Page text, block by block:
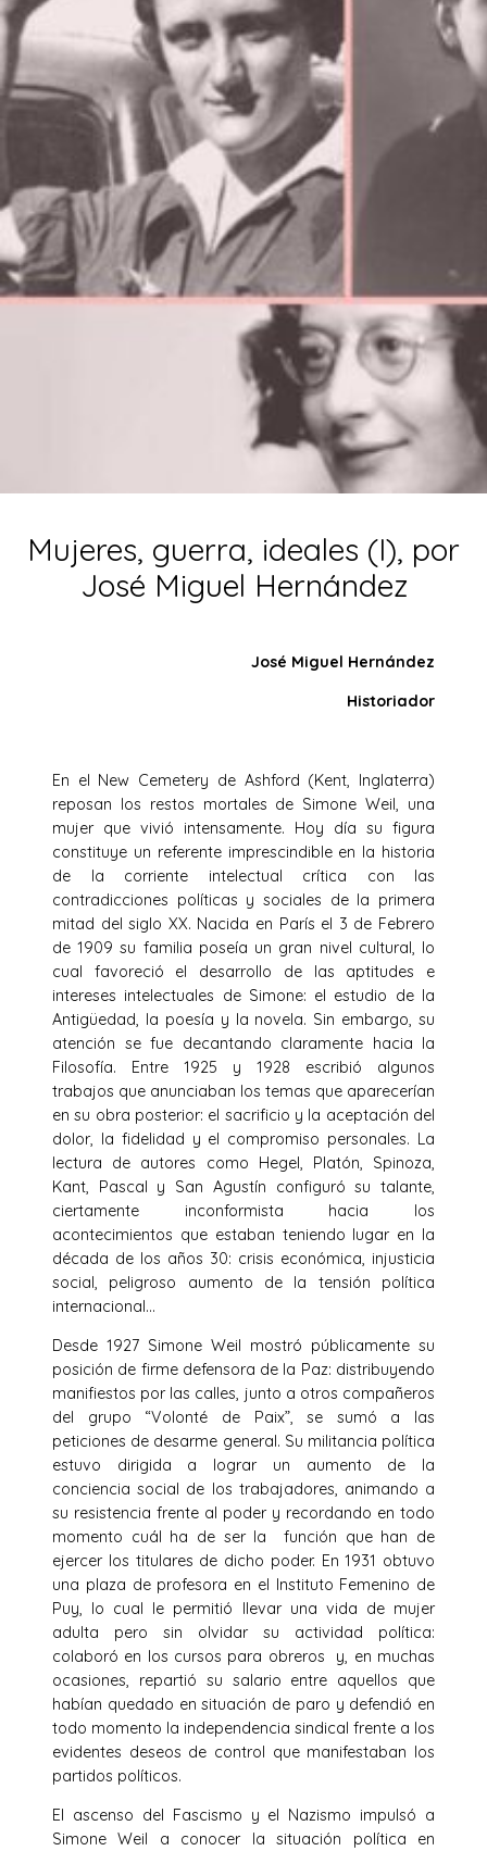
Mujeres, guerra, ideales (I), por
José Miguel Hernández
José Miguel Hernández
Historiador
En el New Cemetery de Ashford (Kent, Inglaterra)
reposan los restos mortales de Simone Weil, una
mujer que vivió intensamente. Hoy día su figura
constituye un referente imprescindible en la historia
de la corriente intelectual crítica con las
contradicciones políticas y sociales de la primera
mitad del siglo XX. Nacida en París el 3 de Febrero
de 1909 su familia poseía un gran nivel cultural, lo
cual favoreció el desarrollo de las aptitudes e
intereses intelectuales de Simone: el estudio de la
Antigüedad, la poesía y la novela. Sin embargo, su
atención se fue decantando claramente hacia la
Filosofía. Entre 1925 y 1928 escribió algunos
trabajos que anunciaban los temas que aparecerían
en su obra posterior: el sacrificio y la aceptación del
dolor, la fidelidad y el compromiso personales. La
lectura de autores como Hegel, Platón, Spinoza,
Kant, Pascal y San Agustín configuró su talante,
ciertamente inconformista hacia los
acontecimientos que estaban teniendo lugar en la
década de los años 30: crisis económica, injusticia
social, peligroso aumento de la tensión política
internacional…
Desde 1927 Simone Weil mostró públicamente su
posición de firme defensora de la Paz: distribuyendo
manifiestos por las calles, junto a otros compañeros
del grupo “Volonté de Paix”, se sumó a las
peticiones de desarme general. Su militancia política
estuvo dirigida a lograr un aumento de la
conciencia social de los trabajadores, animando a
su resistencia frente al poder y recordando en todo
momento cuál ha de ser la función que han de
ejercer los titulares de dicho poder. En 1931 obtuvo
una plaza de profesora en el Instituto Femenino de
Puy, lo cual le permitió llevar una vida de mujer
adulta pero sin olvidar su actividad política:
colaboró en los cursos para obreros y, en muchas
ocasiones, repartió su salario entre aquellos que
habían quedado en situación de paro y defendió en
todo momento la independencia sindical frente a los
evidentes deseos de control que manifestaban los
partidos políticos.
El ascenso del Fascismo y el Nazismo impulsó a
Simone Weil a conocer la situación política en